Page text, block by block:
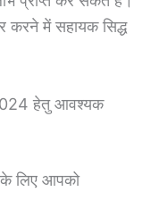
करने में सहायक सिद्ध
हेतु आवश्यक
लिए आपको